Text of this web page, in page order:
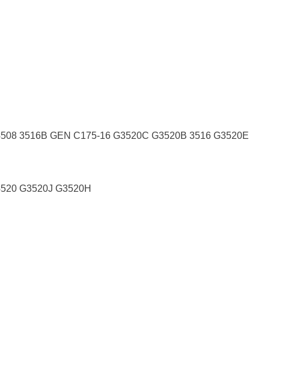
3516B GEN C175-16 G3520C G3520B 3516 G3520E
G3520J G3520H